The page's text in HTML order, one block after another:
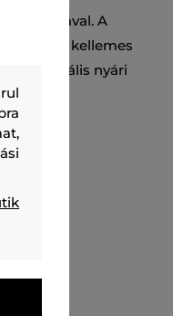
mintával. A
kellemes
Ideális nyári